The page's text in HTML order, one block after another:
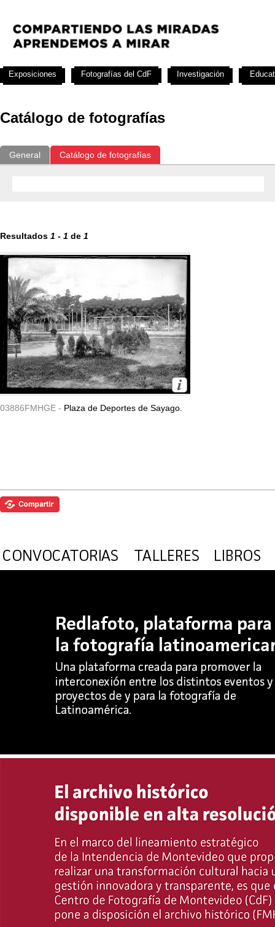
Catálogo de fotografías
General Catálogo de fotografías
Resultados 1 - 1 de 1
03886FMHGE - Plaza de Deportes de Sayago.
Exposiciones Fotografías del CdF Investigación